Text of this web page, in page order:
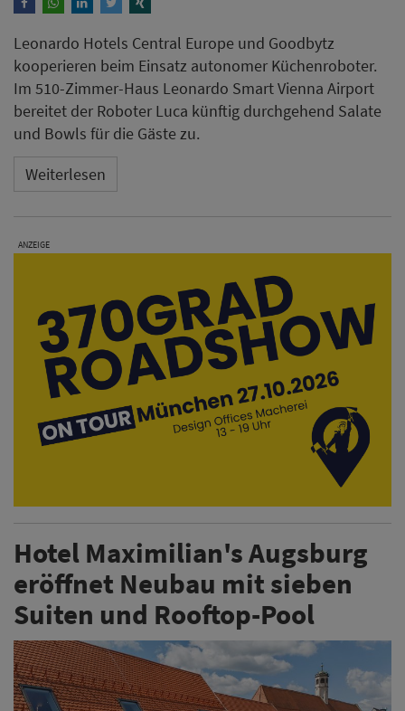
Hotel Maximilian's Augsburg
eröffnet Neubau mit sieben
Suiten und Rooftop-Pool
Das Hotel Maximilian's in Augsburg hat einen Neubau